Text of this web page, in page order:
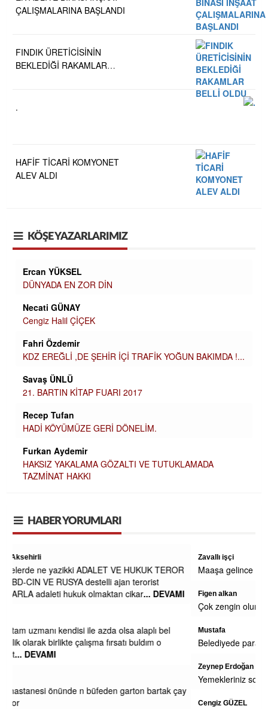
ÇALIŞMALARINA BAŞLANDI
FINDIK ÜRETİCİSİNİN
BEKLEDİĞİ RAKAMLAR
.
HAFİF TİCARİ KOMYONET
ALEV ALDI
KÖŞE YAZARLARIMIZ
Ercan YÜKSEL
DÜNYADA EN ZOR DİN
Necati GÜNAY
Cengiz Halil ÇİÇEK
Fahri Özdemir
KDZ EREĞLİ ,DE ŞEHİR İÇİ TRAFİK YOĞUN BAKIMDA !...
Savaş ÜNLÜ
21. BARTIN KİTAP FUARI 2017
Recep Tufan
HADİ KÖYÜMÜZE GERİ DÖNELİM.
Furkan Aydemir
HAKSIZ YAKALAMA GÖZALTI VE TUTUKLAMADA
TAZMİNAT HAKKI
HABER YORUMLARI
Zavallı işçi
Maaşa gelince Afrika baz aliniyor
Figen alkan
Çok zengin olursunuz belki engeliden ne isdiyosunuz
Mustafa
Belediyede para yokmu niye sağa sola yalvariyorlar
Yemekleriniz soğuk ve lezzetsiz. Kesinlikle yenmiyor.